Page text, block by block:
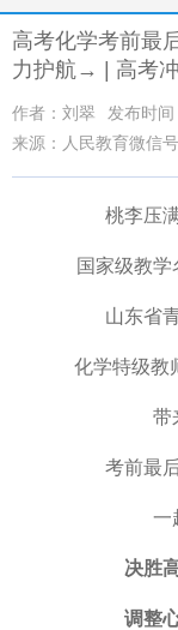
高考化学考前最
力护航→ | 高考
作者：刘翠
发布时
来源：人民教育微信号
桃李压
国家级教
山东省
化学特级教
带
考前最
决胜
调整